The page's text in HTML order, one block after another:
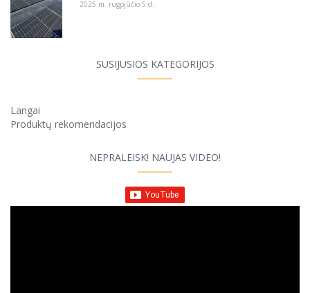
2025 m. rugpjūčio 5 d.
SUSIJUSIOS KATEGORIJOS
Langai
Produktų rekomendacijos
NEPRALEISK! NAUJAS VIDEO!